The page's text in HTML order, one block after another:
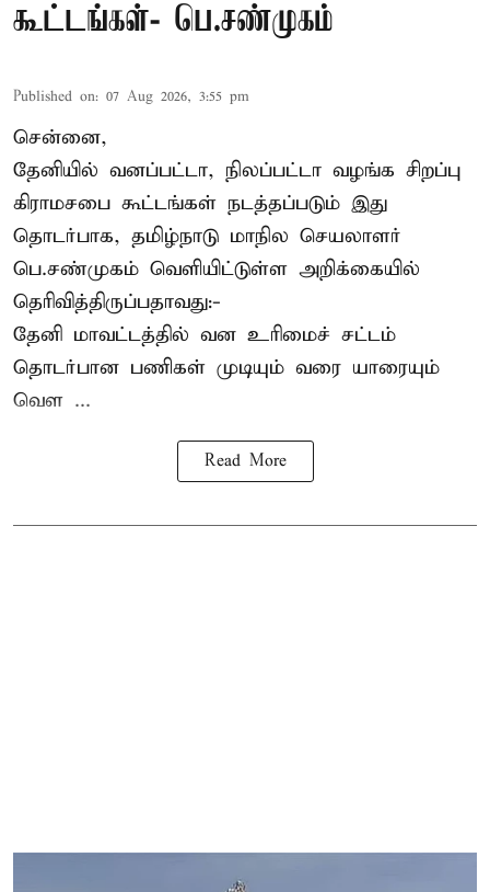
கூட்டங்கள்- பெ.சண்முகம்
Published on: 07 Aug 2026, 3:55 pm
சென்னை,
தேனியில் வனப்பட்டா, நிலப்பட்டா வழங்க சிறப்பு
கிராமசபை கூட்டங்கள் நடத்தப்படும் இது
தொடர்பாக, தமிழ்நாடு மாநில செயலாளர்
பெ.சண்முகம் வெளியிட்டுள்ள அறிக்கையில்
தெரிவித்திருப்பதாவது:-
தேனி மாவட்டத்தில் வன உரிமைச் சட்டம்
தொடர்பான பணிகள் முடியும் வரை யாரையும்
வெள ...
Read More